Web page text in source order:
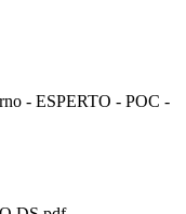
- ESPERTO - POC -